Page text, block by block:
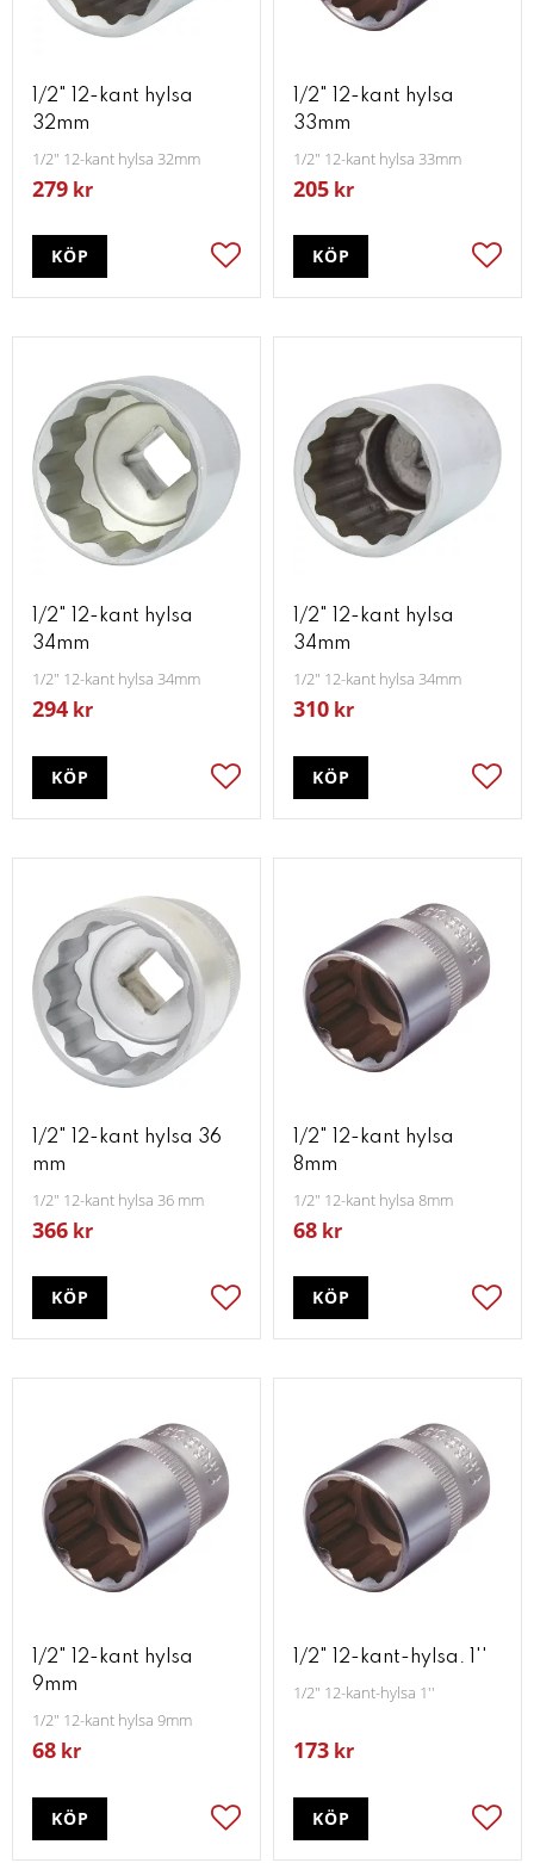
1/2" 12-kant hylsa
32mm
1/2" 12-kant hylsa 32mm
279 kr
Lägg till i favoriter
KÖP
1/2" 12-kant hylsa
33mm
1/2" 12-kant hylsa 33mm
205 kr
KÖP
1/2" 12-kant hylsa
34mm
1/2" 12-kant hylsa 34mm
294 kr
Lägg till i favoriter
KÖP
1/2" 12-kant hylsa
34mm
1/2" 12-kant hylsa 34mm
310 kr
KÖP
1/2" 12-kant hylsa 36
mm
1/2" 12-kant hylsa 36 mm
366 kr
Lägg till i favoriter
KÖP
1/2" 12-kant hylsa
8mm
1/2" 12-kant hylsa 8mm
68 kr
KÖP
1/2" 12-kant hylsa
9mm
1/2" 12-kant hylsa 9mm
68 kr
Lägg till i favoriter
KÖP
1/2" 12-kant-hylsa. 1''
1/2" 12-kant-hylsa 1''
173 kr
KÖP